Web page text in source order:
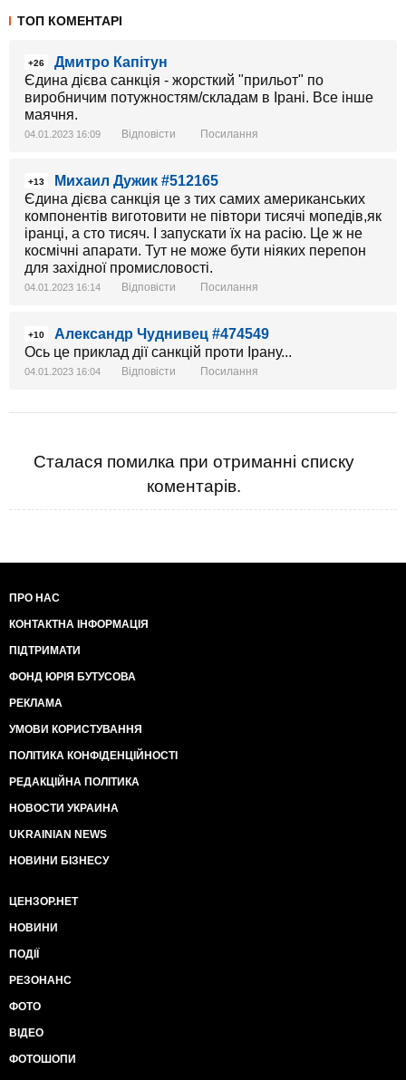
ТОП КОМЕНТАРІ
+26
Дмитро Капітун
Єдина дієва санкція - жорсткий "прильот" по
виробничим потужностям/складам в Ірані. Все інше
маячня.
04.01.2023 16:09 Відповісти Посилання
+13
Михаил Дужик #512165
Єдина дієва санкція це з тих самих американських
компонентів виготовити не півтори тисячі мопедів,як
іранці, а сто тисяч. І запускати їх на расію. Це ж не
космічні апарати. Тут не може бути ніяких перепон
для західної промисловості.
04.01.2023 16:14 Відповісти Посилання
+10
Александр Чуднивец #474549
Ось це приклад дії санкцій проти Ірану...
04.01.2023 16:04 Відповісти Посилання
Сталася помилка при отриманні списку
коментарів.
ПРО НАС
КОНТАКТНА ІНФОРМАЦІЯ
ПІДТРИМАТИ
ФОНД ЮРІЯ БУТУСОВА
РЕКЛАМА
УМОВИ КОРИСТУВАННЯ
ПОЛІТИКА КОНФІДЕНЦІЙНОСТІ
РЕДАКЦІЙНА ПОЛІТИКА
НОВОСТИ УКРАИНА
UKRAINIAN NEWS
НОВИНИ БІЗНЕСУ
ЦЕНЗОР.НЕТ
НОВИНИ
ПОДІЇ
РЕЗОНАНС
ФОТО
ВІДЕО
ФОТОШОПИ